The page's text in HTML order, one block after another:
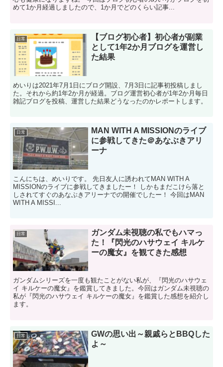
めて1か月経過しましたので、1か月でどのくらい記事...
日常
【ブログ初心者】初心者が副業
として1年2か月ブログを運営し
た結果
めいりは2021年7月1日にブログ開設、7月3日に記事初投稿しまし
た。それから約1年2か月が経過。ブログ運営初心者が1年2か月毎日
雑記ブログを投稿、運営した結果どうなったのかレポートします。
日常
MAN WITH A MISSIONのライブ
に参戦してきた＠あなぶきアリ
ーナ
こんにちは、めいりです。 先日友人に誘われてMAN WITH A
MISSIONのライブに参戦してきましたー！ しかもまだこけら落と
しされてすぐのあなぶきアリーナでの開催でしたー！ 今回はMAN
WITH A MISSI...
日常
ガンダム未視聴の私でもハマっ
た！『閃光のハサウェイ キルケ
ーの魔女』を観てきた感想
ガンダムシリーズを一度も観たことがない私が、『閃光のハサウェ
イ キルケーの魔女』を鑑賞してきました。今回はガンダム未視聴の
私が『閃光のハサウェイ キルケーの魔女』を鑑賞した感想を紹介し
ます。
日常
GWの思い出～親戚らとBBQした
よ～